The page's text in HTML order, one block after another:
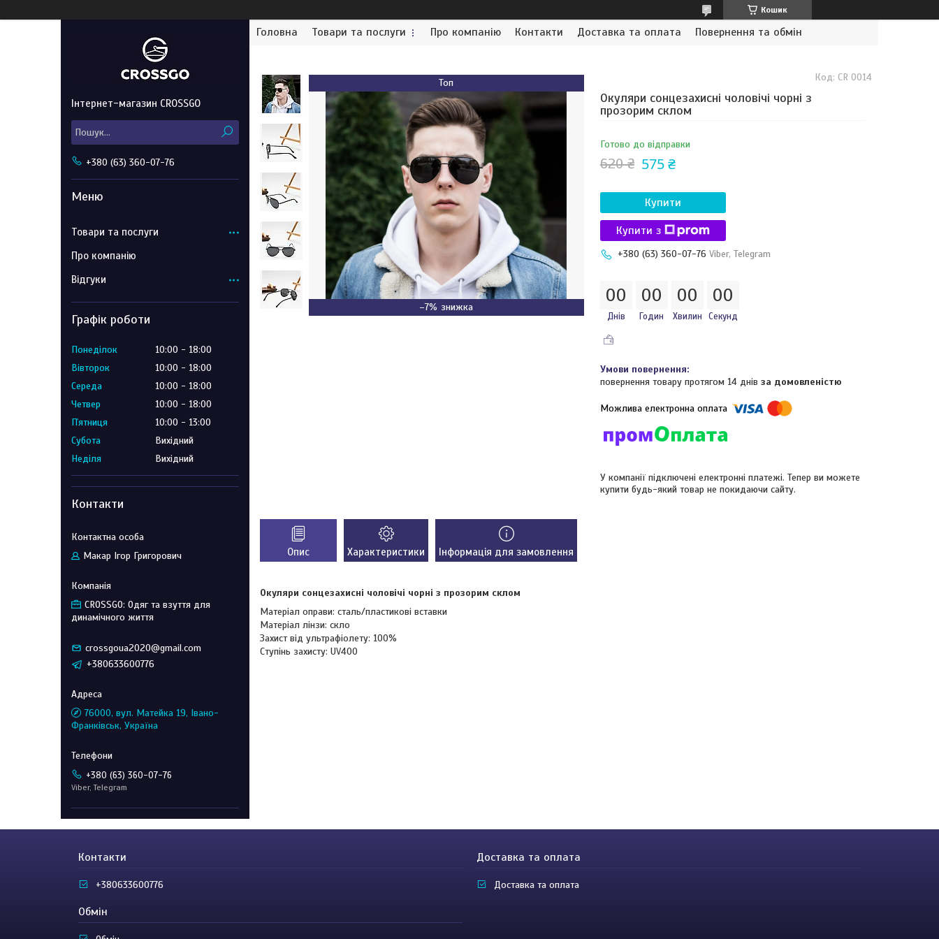
Кошик
Головна Товари та послуги Про компанію Контакти Доставка та оплата Повернення та обмін
Топ
–7%
Окуляри сонцезахисні чоловічі чорні з
прозорим склом
Готово до відправки
Код: CR 0014
620 ₴ 575 ₴
Купити
Купити з
+380 (63) 360-07-76 Viber, Telegram
00
Днів
00
Годин
00
Хвилин
00
Секунд
повернення товару протягом 14 днів за домовленістю
У компанії підключені електронні платежі. Тепер ви можете
купити будь-який товар не покидаючи сайту.
Опис Характеристики Інформація для замовлення
Окуляри сонцезахисні чоловічі чорні з прозорим склом
Матеріал оправи: сталь/пластикові вставки
Матеріал лінзи: скло
Захист від ультрафіолету: 100%
Ступінь захисту: UV400
Інтернет-магазин CROSSGO
+380 (63) 360-07-76
Товари та послуги
Про компанію
Відгуки
Графік роботи
Понеділок 10:00
18:00
Вівторок
10:00
18:00
Середа
10:00
18:00
Четвер
10:00
18:00
Пʼятниця
10:00
13:00
Субота
Вихідний
Неділя
Вихідний
Контакти
Макар Ігор Григорович
CROSSGO: Одяг та взуття для
динамічного життя
crossgoua2020@gmail.com
+380633600776
76000, вул. Матейка 19, Івано-
Франківськ, Україна
+380 (63) 360-07-76
Viber, Telegram
Контакти
+380633600776
Доставка та оплата
Доставка та оплата
Обмін